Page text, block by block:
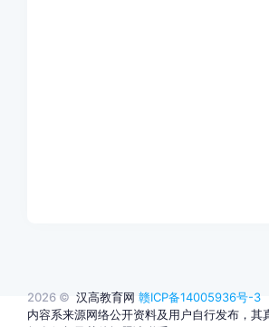
2026 © 汉高教育网赣ICP备14005936号-3
内容系来源网络公开资料及用户自行发布，其